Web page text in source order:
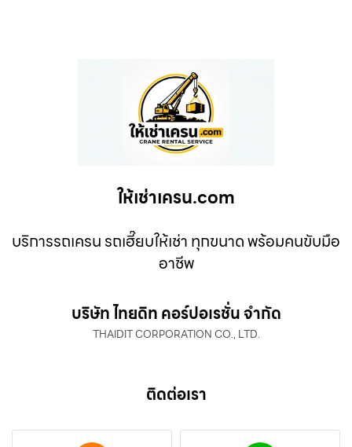
ให้เช่าเครน.com
บริการรถเครน รถเฮี๊ยบให้เช่า ทุกขนาด พร้อมคนขับมือ
อาชีพ
บริษัท ไทยดิท คอร์ปอเรชั่น จำกัด
THAIDIT CORPORATION CO., LTD.
ติดต่อเรา